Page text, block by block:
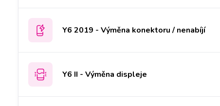
Y6 2019 - Výměna konektoru / nenabíjí
Y6 II - Výměna displeje